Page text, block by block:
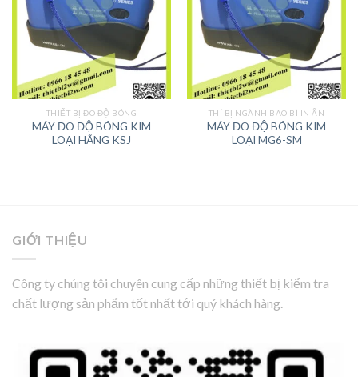
THIẾT BỊ ĐO ĐỘ BÓNG
MÁY ĐO ĐỘ BÓNG KIM
LOẠI HÃNG KSJ
THÍ BỊ NGÀNH BAO BÌ IN ẤN
MÁY ĐO ĐỘ BÓNG KIM
LOẠI MG6-SM
GIỚI THIỆU
Công ty chúng tôi chuyên cung cấp những thiết bị kiểm tra
chất lượng sản phẩm tốt nhất tới quý khách hàng.